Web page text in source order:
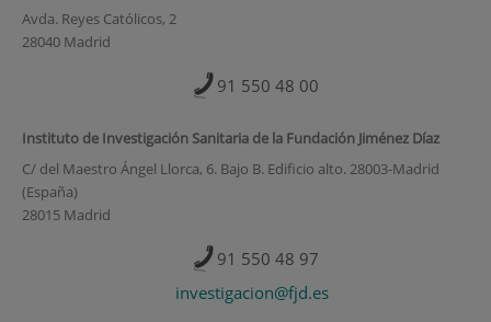
Avda. Reyes Católicos, 2
28040 Madrid
91 550 48 00
Instituto de Investigación Sanitaria de la Fundación Jiménez Díaz
C/ del Maestro Ángel Llorca, 6. Bajo B. Edificio alto. 28003-Madrid
(España)
28015 Madrid
91 550 48 97
investigacion@fjd.es